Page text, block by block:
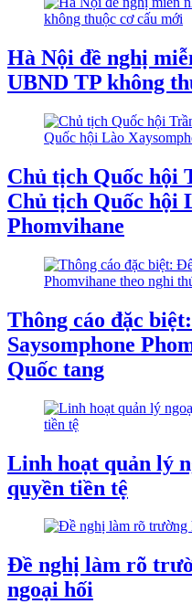
Hà Nội đề nghị
UBND TP không
Chủ tịch Quốc hội
Chủ tịch Quốc hội
Phomvihane
Thông cáo đặc
Saysomphone
Quốc tang
Linh hoạt quản lý
quyền tiền tệ
Đề nghị làm rõ
ngoại hối